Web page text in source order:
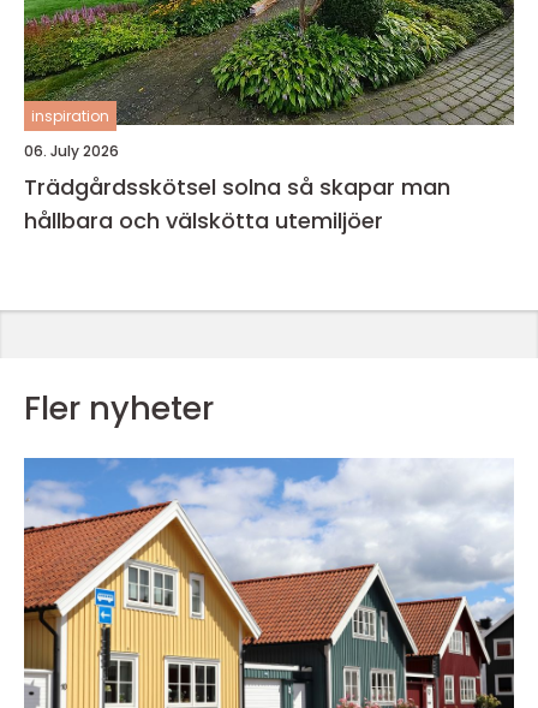
inspiration
06. July 2026
Trädgårdsskötsel solna så skapar man
hållbara och välskötta utemiljöer
Fler nyheter